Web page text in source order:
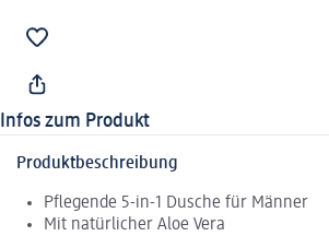
Infos zum Produkt
Produktbeschreibung
Pflegende 5-in-1 Dusche für Männer
Mit natürlicher Aloe Vera